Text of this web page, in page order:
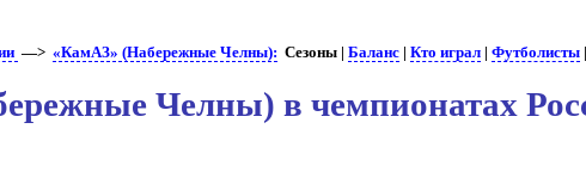
—>«КамАЗ» (Набережные Челны): Сезоны |Баланс |Кто играл |Футболисты
Челны) в чемпионатах